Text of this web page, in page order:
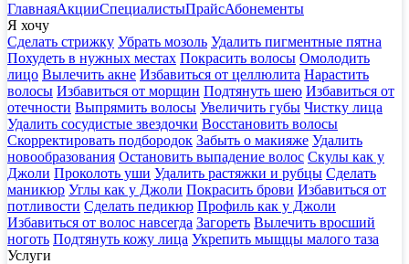
ГлавнаяАкцииСпециалистыПрайсАбонементы
Я хочу
Сделать стрижку Убрать мозоль Удалить пигментные пятна
Похудеть в нужных местах Покрасить волосы Омолодить
лицо Вылечить акне Избавиться от целлюлита Нарастить
волосы Избавиться от морщин Подтянуть шею Избавиться от
отечности Выпрямить волосы Увеличить губы Чистку лица
Удалить сосудистые звездочки Восстановить волосы
Скорректировать подбородок Забыть о макияже Удалить
новообразования Остановить выпадение волос Скулы как у
Джоли Проколоть уши Удалить растяжки и рубцы Сделать
маникюр Углы как у Джоли Покрасить брови Избавиться от
потливости Сделать педикюр Профиль как у Джоли
Избавиться от волос навсегда Загореть Вылечить вросший
ноготь Подтянуть кожу лица Укрепить мыщцы малого таза
Услуги